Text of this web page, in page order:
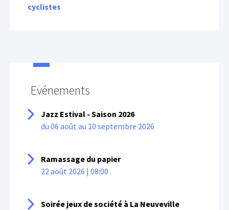
cyclistes
Evénements
Jazz Estival - Saison 2026
du 06 août au 10 septembre 2026
Ramassage du papier
22 août 2026 | 08:00
Soirée jeux de société à La Neuveville